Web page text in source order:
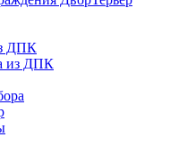
ДПК
из ДПК